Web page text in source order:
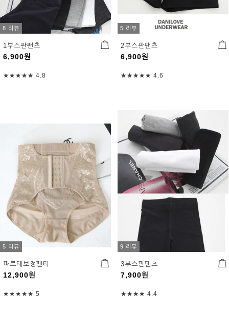
8 리뷰
1부스판팬츠
6,900원
★★★★★ 4.8
5 리뷰
2부스판팬츠
6,900원
★★★★★ 4.6
5 리뷰
파르테보정팬티
12,900원
★★★★★ 5
9 리뷰
3부스판팬츠
7,900원
★★★★ 4.4